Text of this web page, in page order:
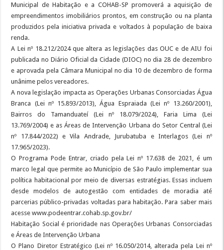
Municipal de Habitação e a COHAB-SP promoverá a aquisição de
empreendimentos imobiliários prontos, em construção ou na planta
produzidos pela iniciativa privada e voltados à população de baixa
renda.
A Lei nº 18.212/2024 que altera as legislações das OUC e de AIU foi
publicada no Diário Oficial da Cidade (DIOC) no dia 28 de dezembro
e aprovada pela Câmara Municipal no dia 10 de dezembro de forma
unânime pelos vereadores.
A nova legislação impacta as Operações Urbanas Consorciadas Água
Branca (Lei nº 15.893/2013), Água Espraiada (Lei nº 13.260/2001),
Bairros do Tamanduateí (Lei nº 18.079/2024), Faria Lima (Lei
13.769/2004) e as Áreas de Intervenção Urbana do Setor Central (Lei
nº 17.844/2022) e Vila Andrade, Jurubatuba e Interlagos (Lei nº
17.965/2023).
O Programa Pode Entrar, criado pela Lei nº 17.638 de 2021, é um
marco legal que permite ao Município de São Paulo implementar sua
política habitacional por meio de diversas estratégias. Essas incluem
desde modelos de autogestão com entidades de moradia até
parcerias público-privadas voltadas para habitação. Para saber mais
acesse www.podeentrar.cohab.sp.gov.br/
Habitação Social é prioridade nas Operações Urbanas Consorciadas
e Áreas de Intervenção Urbana
O Plano Diretor Estratégico (Lei nº 16.050/2014, alterada pela Lei nº